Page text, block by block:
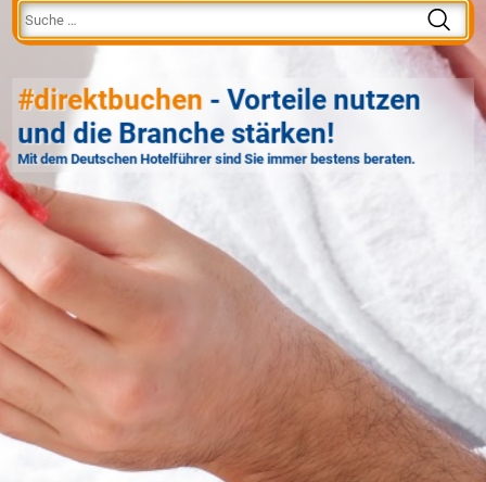
#direktbuchen - Vorteile nutzen
und die Branche stärken!
Mit dem Deutschen Hotelführer sind Sie immer bestens beraten.